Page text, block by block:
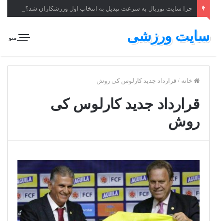
چرا سایت توربال به ‌سرعت تبدیل به انتخاب اول ورزشکاران شد؟
منو سایت ورزشی
خانه / قرارداد جدید کارلوس کی روش
قرارداد جدید کارلوس کی
روش